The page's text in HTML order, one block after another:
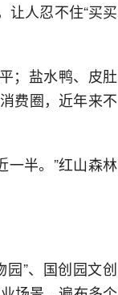
让人忍不住“买买
；盐水鸭、皮肚
费圈，近年来不
一半。”红山森林
园”、国创园文创